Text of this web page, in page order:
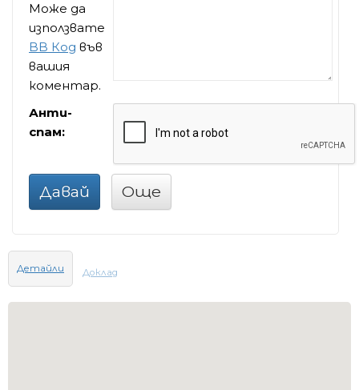
Може да
използвате
BB Код във
вашия
коментар.
Анти-
спам:
Давай Още
Детайли Доклад